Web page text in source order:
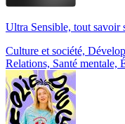
Ultra Sensible, tout savoir
Culture et société,
Relations, Santé mentale,